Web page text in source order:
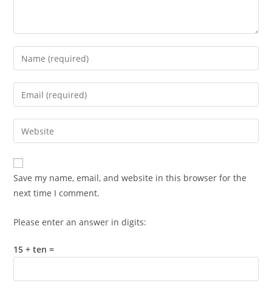
Enter
your
name
comment
Enter
your
email
address
comment
Enter
your
website
URL
(optional)
Save my name, email, and website in this browser for the
next time I comment.
Please enter an answer in digits:
15 + ten =